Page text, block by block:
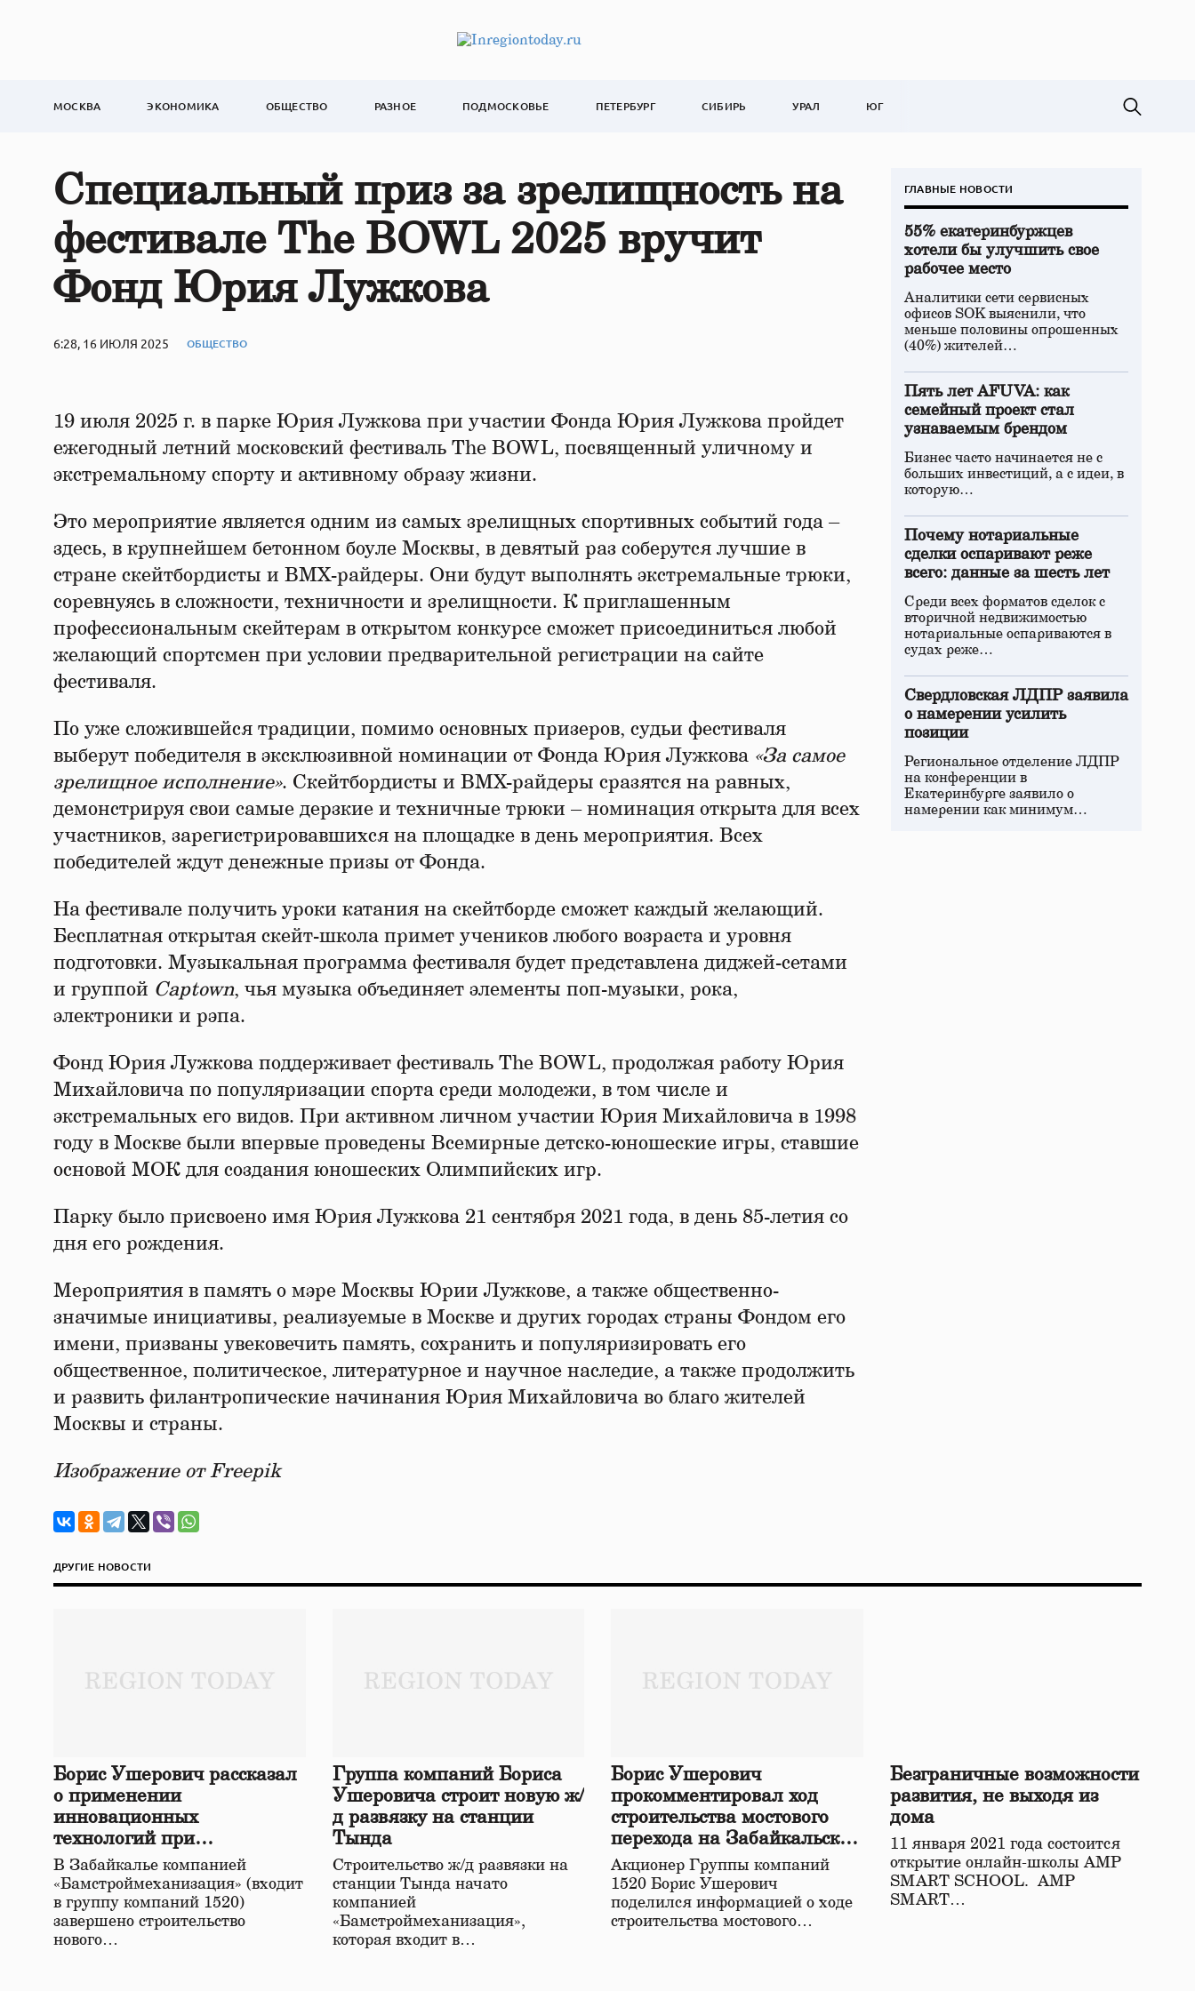
МОСКВА ЭКОНОМИКА ОБЩЕСТВО РАЗНОЕ ПОДМОСКОВЬЕ ПЕТЕРБУРГ СИБИРЬ УРАЛ ЮГ
Специальный приз за зрелищность на
фестивале The BOWL 2025 вручит
Фонд Юрия Лужкова
6:28, 16 ИЮЛЯ 2025 ОБЩЕСТВО
19 июля 2025 г. в парке Юрия Лужкова при участии Фонда Юрия Лужкова пройдет
ежегодный летний московский фестиваль The BOWL, посвященный уличному и
экстремальному спорту и активному образу жизни.
Это мероприятие является одним из самых зрелищных спортивных событий года –
здесь, в крупнейшем бетонном боуле Москвы, в девятый раз соберутся лучшие в
стране скейтбордисты и ВМХ-райдеры. Они будут выполнять экстремальные трюки,
соревнуясь в сложности, техничности и зрелищности. К приглашенным
профессиональным скейтерам в открытом конкурсе сможет присоединиться любой
желающий спортсмен при условии предварительной регистрации на сайте
фестиваля.
По уже сложившейся традиции, помимо основных призеров, судьи фестиваля
выберут победителя в эксклюзивной номинации от Фонда Юрия Лужкова «За самое
зрелищное исполнение». Скейтбордисты и BMX-райдеры сразятся на равных,
демонстрируя свои самые дерзкие и техничные трюки – номинация открыта для всех
участников, зарегистрировавшихся на площадке в день мероприятия. Всех
победителей ждут денежные призы от Фонда.
На фестивале получить уроки катания на скейтборде сможет каждый желающий.
Бесплатная открытая скейт-школа примет учеников любого возраста и уровня
подготовки. Музыкальная программа фестиваля будет представлена диджей-сетами
и группой Captown, чья музыка объединяет элементы поп-музыки, рока,
электроники и рэпа.
Фонд Юрия Лужкова поддерживает фестиваль The BOWL, продолжая работу Юрия
Михайловича по популяризации спорта среди молодежи, в том числе и
экстремальных его видов. При активном личном участии Юрия Михайловича в 1998
году в Москве были впервые проведены Всемирные детско-юношеские игры, ставшие
основой МОК для создания юношеских Олимпийских игр.
Парку было присвоено имя Юрия Лужкова 21 сентября 2021 года, в день 85-летия со
дня его рождения.
Мероприятия в память о мэре Москвы Юрии Лужкове, а также общественно-
значимые инициативы, реализуемые в Москве и других городах страны Фондом его
имени, призваны увековечить память, сохранить и популяризировать его
общественное, политическое, литературное и научное наследие, а также продолжить
и развить филантропические начинания Юрия Михайловича во благо жителей
Москвы и страны.
Изображение от Freepik
ГЛАВНЫЕ НОВОСТИ
55% екатеринбуржцев
хотели бы улучшить свое
рабочее место
Аналитики сети сервисных
офисов SOK выяснили, что
меньше половины опрошенных
(40%) жителей…
Пять лет AFUVA: как
семейный проект стал
узнаваемым брендом
Бизнес часто начинается не с
больших инвестиций, а с идеи, в
которую…
Почему нотариальные
сделки оспаривают реже
всего: данные за шесть лет
Среди всех форматов сделок с
вторичной недвижимостью
нотариальные оспариваются в
судах реже…
Свердловская ЛДПР заявила
о намерении усилить
позиции
Региональное отделение ЛДПР
на конференции в
Екатеринбурге заявило о
намерении как минимум…
ДРУГИЕ НОВОСТИ
Борис Ушерович рассказал
о применении
инновационных
технологий при
строительстве нового моста
в Забайкалье
В Забайкалье компанией
«Бамстроймеханизация» (входит
в группу компаний 1520)
завершено строительство
нового…
Группа компаний Бориса
Ушеровича строит новую ж/
д развязку на станции
Тында
Строительство ж/д развязки на
станции Тында начато
компанией
«Бамстроймеханизация»,
которая входит в…
Борис Ушерович
прокомментировал ход
строительства мостового
перехода на Забайкальской
железной дороге
Акционер Группы компаний
1520 Борис Ушерович
поделился информацией о ходе
строительства мостового…
Безграничные возможности
развития, не выходя из
дома
11 января 2021 года состоится
открытие онлайн-школы АМР
SMART SCHOOL. АМР
SMART…